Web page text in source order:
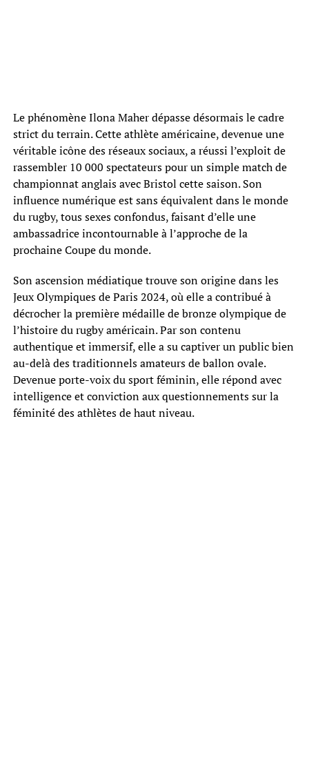
Le phénomène Ilona Maher dépasse désormais le cadre
strict du terrain. Cette athlète américaine, devenue une
véritable icône des réseaux sociaux, a réussi l’exploit de
rassembler 10 000 spectateurs pour un simple match de
championnat anglais avec Bristol cette saison. Son
influence numérique est sans équivalent dans le monde
du rugby, tous sexes confondus, faisant d’elle une
ambassadrice incontournable à l’approche de la
prochaine Coupe du monde.
Son ascension médiatique trouve son origine dans les
Jeux Olympiques de Paris 2024, où elle a contribué à
décrocher la première médaille de bronze olympique de
l’histoire du rugby américain. Par son contenu
authentique et immersif, elle a su captiver un public bien
au-delà des traditionnels amateurs de ballon ovale.
Devenue porte-voix du sport féminin, elle répond avec
intelligence et conviction aux questionnements sur la
féminité des athlètes de haut niveau.